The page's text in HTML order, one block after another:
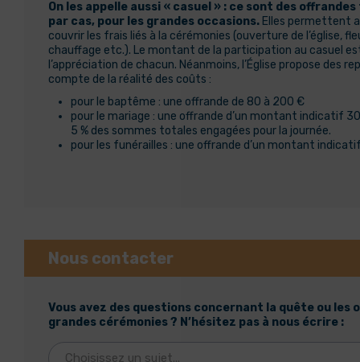
On les appelle aussi « casuel » : ce sont des
par cas, pour les grandes occasions. Elles permettent
couvrir les frais liés à la cérémonies (ouverture de l’église,
chauffage etc.). Le montant de la participation au casuel
l’appréciation de chacun. Néanmoins, l’Église propose des
compte de la réalité des coûts :
pour le baptême : une offrande de 80 à 200 €
pour le mariage : une offrande d’un montant indicatif
5 % des sommes totales engagées pour la journée.
pour les funérailles : une offrande d’un montant
Nous contacter
Vous avez des questions concernant la quête ou les
grandes cérémonies ? N’hésitez pas à nous écrire :